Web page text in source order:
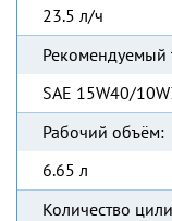
23.5 л/ч
Рекомендуемый
SAE 15W40/
Рабочий объём:
6.65 л
Количество